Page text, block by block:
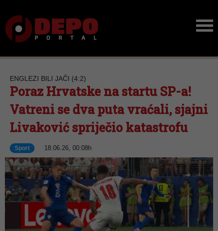
ENGLEZI BILI JAČI (4:2)
Poraz Hrvatske na startu SP-a!
Vatreni se dva puta vraćali, sjajni
Livaković spriječio katastrofu
Sport 18.06.26, 00:08h